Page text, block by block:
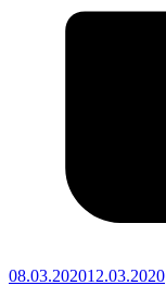
08.03.202012.03.2020